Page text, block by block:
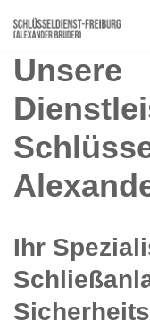
Inhalt
Unsere
Ihr